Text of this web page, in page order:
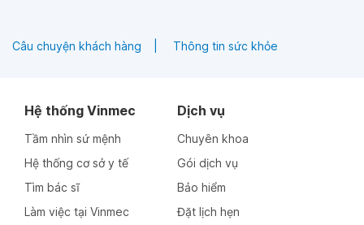
Câu chuyện khách hàng Thông tin sức khỏe
Hệ thống Vinmec
Tầm nhìn sứ mệnh
Hệ thống cơ sở y tế
Tìm bác sĩ
Làm việc tại Vinmec
Dịch vụ
Chuyên khoa
Gói dịch vụ
Bảo hiểm
Đặt lịch hẹn